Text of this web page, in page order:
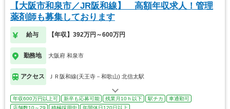
【大阪市和泉市／JR阪和線】 高額年収求人！管理
薬剤師も募集しております
給与 【年収】392万円～600万円
勤務地 大阪府 和泉市
アクセス ＪＲ阪和線(天王寺－和歌山) 北信太駅
年収600万円以上可 新卒も応募可能 残業月10ｈ以下 駅チカ
車通勤可
店舗数10～29
積極採用中 年間休日120日以上